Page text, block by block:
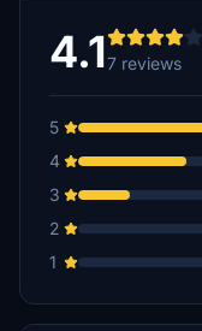
4.17 reviews
5
4
3
2
1